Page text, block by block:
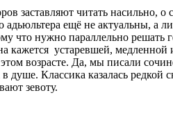
заставляют читать
адьюльтера ещё не актуальны,
что нужно параллельно
кажется устаревшей,
возрасте. Да, мы писали
Классика казалась редкой
зевоту.